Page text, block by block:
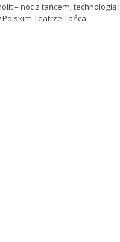
– noc z tańcem, technologią i
Teatrze Tańca